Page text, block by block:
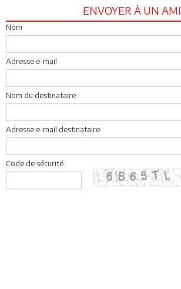
ENVOYER À UN AMI
Nom
Adresse e-mail
Nom du destinataire
Adresse e-mail destinataire
Code de sécurité